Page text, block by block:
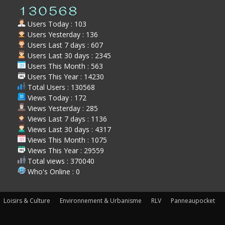
Users Today : 103
Users Yesterday : 136
Users Last 7 days : 607
Users Last 30 days : 2345
Users This Month : 563
Users This Year : 14230
Total Users : 130568
Views Today : 172
Views Yesterday : 285
Views Last 7 days : 1136
Views Last 30 days : 4317
Views This Month : 1075
Views This Year : 29559
Total views : 370040
Who's Online : 0
Loisirs & Culture Environnement & Urbanisme RLV Panneaupocket